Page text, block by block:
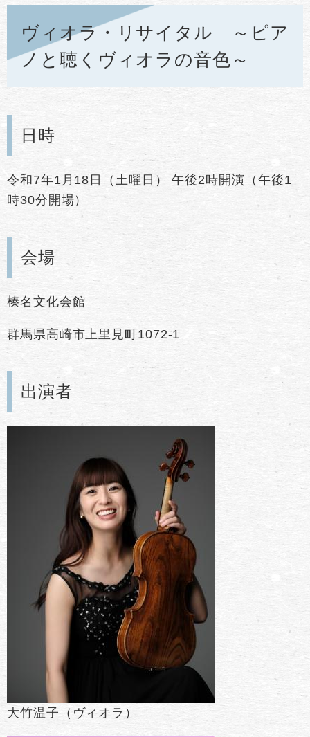
ヴィオラ・リサイタル ～ピア
ノと聴くヴィオラの音色～
日時
令和7年1月18日（土曜日） 午後2時開演（午後1
時30分開場）
会場
榛名文化会館
群馬県高崎市上里見町1072-1
出演者
大竹温子（ヴィオラ）